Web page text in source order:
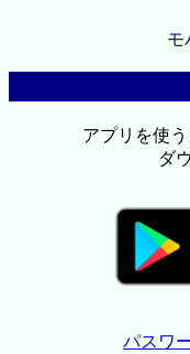
モ
アプリを使
ダ
パスワ